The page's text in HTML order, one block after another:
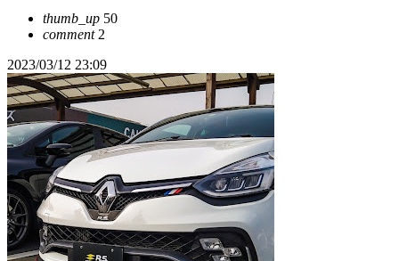
thumb_up 50
comment2
2023/03/12 23:09